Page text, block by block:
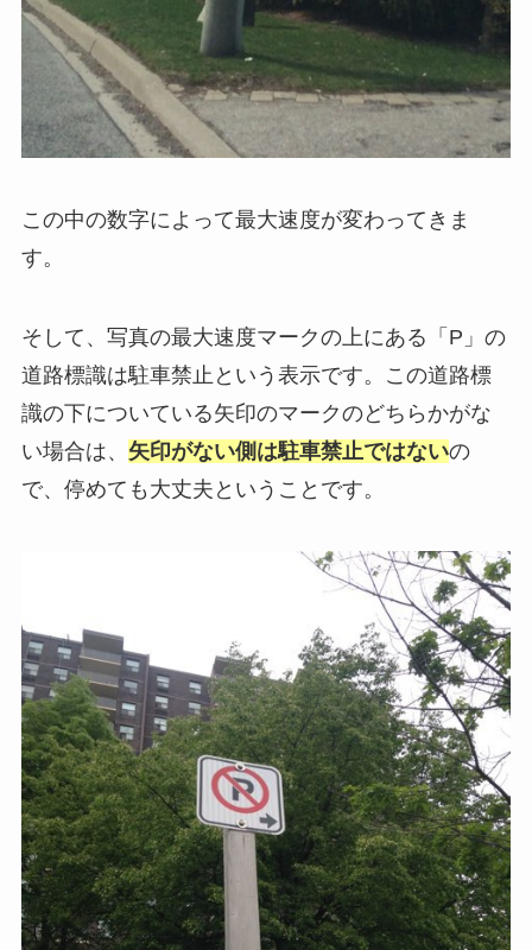
この中の数字によって最大速度が変わってきま
す。
そして、写真の最大速度マークの上にある「P」の
道路標識は駐車禁止という表示です。この道路標
識の下についている矢印のマークのどちらかがな
い場合は、 矢印がない側は駐車禁止ではないの
で、停めても大丈夫ということです。